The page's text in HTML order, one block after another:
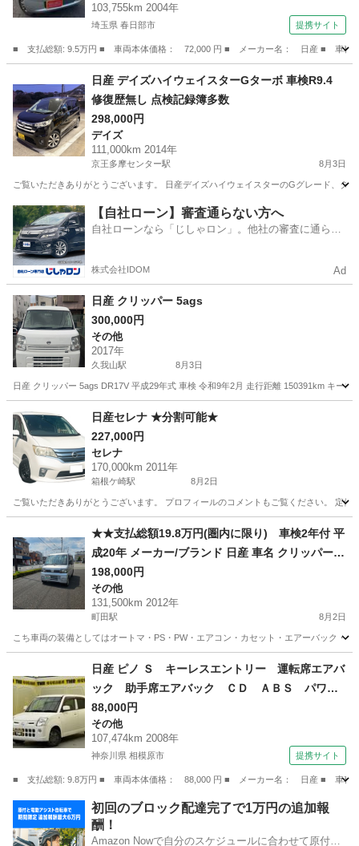
103,755km 2004年
埼玉県 春日部市 提携サイト
■ 支払総額: 9.5万円 ■ 車両本体価格： 72,000 円 ■ メーカー名： 日産 ■ 車
モコ
日産 デイズハイウェイスターGターボ 車検R9.4
修復歴無し 点検記録簿多数
298,000円
デイズ
111,000km 2014年
京王多摩センター駅 8月3日
ご覧いただきありがとうございます。 日産デイズハイウェイスターのGグレード、タ
東京 多摩市 京王多摩センター駅 デイズ
【自社ローン】審査通らない方へ
自社ローンなら「じしゃロン」。他社の審査に通らな
株式会社IDOM Ad
日産 クリッパー 5ags
300,000円
その他
2017年
久我山駅 8月3日
日産 クリッパー 5ags DR17V 平成29年式 車検 令和9年2月 走行距離 150391km キー
東京 久我山駅 その他
日産セレナ ★分割可能★
227,000円
セレナ
170,000km 2011年
箱根ケ崎駅 8月2日
ご覧いただきありがとうございます。 プロフィールのコメントもご覧ください。 定
武蔵村山市 箱根ケ崎駅 セレナ 日産セレナ
★★支払総額19.8万円(圏内に限り) 車検2年付 平
成20年 メーカー/ブランド 日産 車名 クリッパー
グレード GL★★
198,000円
その他
131,500km 2012年
町田駅 8月2日
こち車両の装備としてはオートマ・PS・PW・エアコン・カセット・エアーバック・
町田駅 その他
日産 ピノ Ｓ キーレスエントリー 運転席エアバ
ック 助手席エアバック ＣＤ ＡＢＳ パワー
ステアリング （検9.9）
88,000円
その他
107,474km 2008年
神奈川県 相模原市 提携サイト
■ 支払総額: 9.8万円 ■ 車両本体価格： 88,000 円 ■ メーカー名： 日産 ■ 車
相模原市 その他
初回のブロック配達完了で1万円の追加報
酬！
Amazon Nowで自分のスケジュールに合わせて原付や